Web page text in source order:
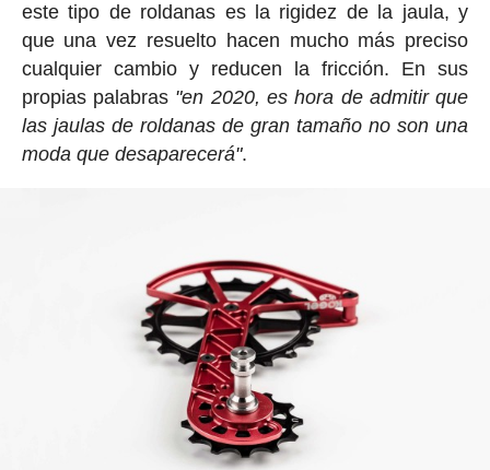
este tipo de roldanas es la rigidez de la jaula, y
que una vez resuelto hacen mucho más preciso
cualquier cambio y reducen la fricción. En sus
propias palabras "en 2020, es hora de admitir que
las jaulas de roldanas de gran tamaño no son una
moda que desaparecerá".